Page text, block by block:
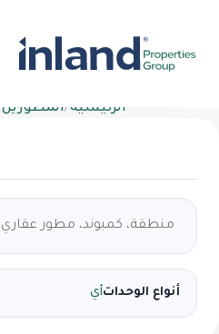
الرئيسية/المطورين
أنواع الوحداتأي